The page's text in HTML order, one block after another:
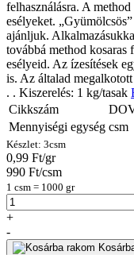
felhasználásra. A
esélyeket.
ajánljuk.
továbbá method kosaras
esélyeid. Az ízesítések
is. Az általad
. . ​Kiszerelés: 1 kg/tasak
Cikkszám
Mennyiségi egység csm
Készlet: 3csm
0,99 Ft/gr
990 Ft/csm
1 csm = 1000 gr
+
-